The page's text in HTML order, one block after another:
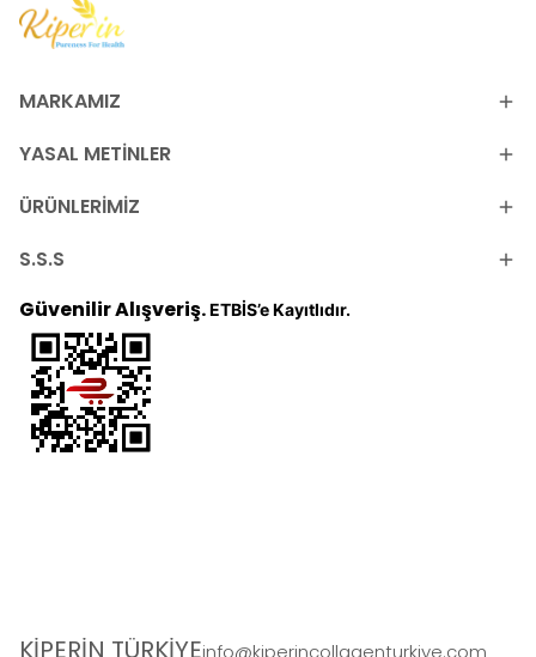
MARKAMIZ
YASAL METİNLER
ÜRÜNLERİMİZ
S.S.S
Güvenilir Alışveriş.ETBİS’e Kayıtlıdır.
KİPERİN TÜRKİYEinfo@kiperincollagenturkiye.com